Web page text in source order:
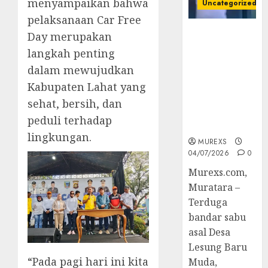
menyampaikan bahwa
pelaksanaan Car Free
Day merupakan
langkah penting
dalam mewujudkan
Kabupaten Lahat yang
sehat, bersih, dan
peduli terhadap
lingkungan.
“Pada pagi hari ini kita
Uncategorized
MUREXS
04/07/2026
0
Murexs.com,
Muratara –
Terduga
bandar sabu
asal Desa
Lesung Baru
Muda,